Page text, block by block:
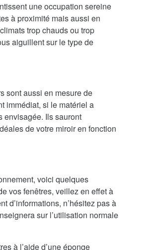
une occupation sereine
à proximité mais aussi en
trop chauds ou trop
aiguillent sur le type de
sont aussi en mesure de
immédiat, si le matériel a
envisagée. Ils sauront
de votre miroir en fonction
voici quelques
vos fenêtres, veillez en effet à
d’informations, n’hésitez pas à
sur l’utilisation normale
à l’aide d’une éponge